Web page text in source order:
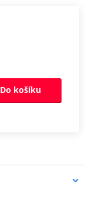
Do košíku